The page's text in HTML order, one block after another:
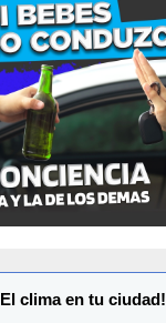
El clima en tu ciudad!